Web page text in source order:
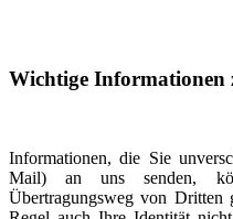
Wichtige
Informationen, die Sie
Mail) an uns senden,
Übertragungsweg von Dritten